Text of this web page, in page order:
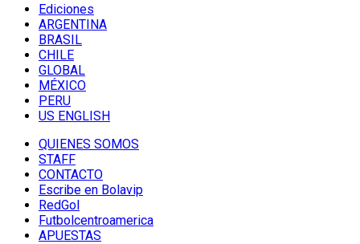
Ediciones
ARGENTINA
BRASIL
CHILE
GLOBAL
MÉXICO
PERU
US ENGLISH
QUIENES SOMOS
STAFF
CONTACTO
Escribe en Bolavip
RedGol
Futbolcentroamerica
APUESTAS